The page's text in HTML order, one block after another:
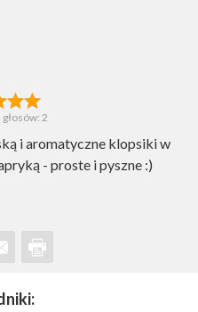
głosów: 2
i aromatyczne klopsiki w
- proste i pyszne :)